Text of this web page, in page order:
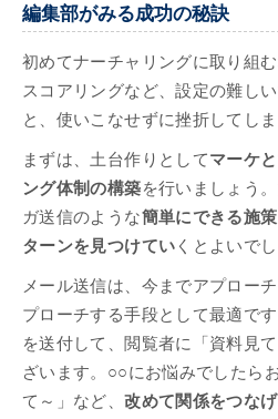
編集部がみる成功の秘訣
初めてナーチャリングに取り組
スコアリングなど、設定の難し
と、使いこなせずに挫折してしま
まずは、土台作りとしてマーケ
ング体制の構築を行いましょう
ガ送信のような簡単にできる施
ターンを見つけてい くとよいでし
メール送信は、今までアプロー
プローチする手段として最適で
を送付して、閲覧者に「資料見
ざいます。○○にお悩みでしたら
て～」など、改めて関係をつな